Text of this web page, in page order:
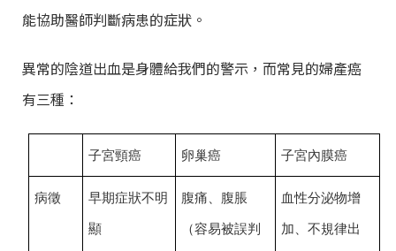
能協助醫師判斷病患的症狀。
異常的陰道出血是身體給我們的警示，而常見的婦產癌
有三種：
子宮頸癌 卵巢癌 子宮內膜癌
病徵 早期症狀不明
顯
腹痛、腹脹
（容易被誤判
血性分泌物增
加、不規律出